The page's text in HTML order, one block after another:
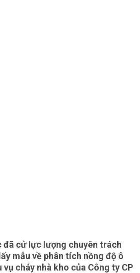
đã cử lực lượng chuyên trách
mẫu về phân tích nồng độ ô
cháy nhà kho của Công ty CP